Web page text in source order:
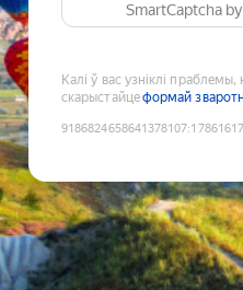
SmartCaptcha
Калі ў вас узніклі праблемы,
скарыстайцеформай
9186824658641378107: